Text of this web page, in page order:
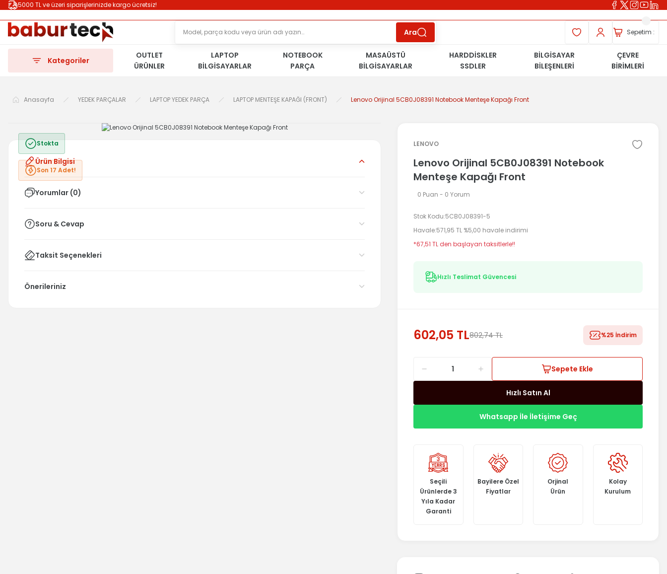
5000 TL ve üzeri siparişlerinizde kargo ücretsiz!
ÜCRETSİZ TESLİMAT İMKANIKOŞULSUZ İADE
HAKKISÜRDÜRÜLEBİLİR ÜRÜNLER
Ara Sepetim :
Kategoriler
OUTLET
ÜRÜNLER
LAPTOP
BİLGİSAYARLAR
NOTEBOOK
PARÇA
MASAÜSTÜ
BİLGİSAYARLAR
HARDDİSKLER
SSDLER
BİLGİSAYAR
BİLEŞENLERİ
ÇEVRE
BİRİMLERİ
Anasayfa YEDEK PARÇALAR LAPTOP YEDEK PARÇA LAPTOP MENTEŞE KAPAĞI (FRONT) Lenovo Orijinal 5CB0J08391 Notebook Menteşe Kapağı Front
Stokta
Son 17 Adet!
Ürün Bilgisi
Yorumlar (0)
Soru & Cevap
Taksit Seçenekleri
Önerileriniz
LENOVO
Lenovo Orijinal 5CB0J08391 Notebook
Menteşe Kapağı Front
0 Puan - 0 Yorum
Stok Kodu 5CB0J08391-5
Havale 571,95 TL %5,00 havale indirimi
*67,51 TL den başlayan taksitlerle!!
Hızlı Teslimat Güvencesi
602,05 TL802,74 TL %25 İndirim
Sepete Ekle
Hızlı Satın Al
Whatsapp İle İletişime Geç
Seçili
Ürünlerde 3
Yıla Kadar
Garanti
Bayilere Özel
Fiyatlar
Orjinal
Ürün
Kolay
Kurulum